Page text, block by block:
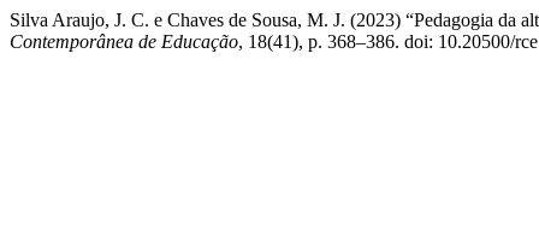
Silva Araujo, J. C. e Chaves de Sousa, M. J. (2023) “Pedagogia da
Contemporânea de Educação, 18(41), p. 368–386. doi: 10.20500/